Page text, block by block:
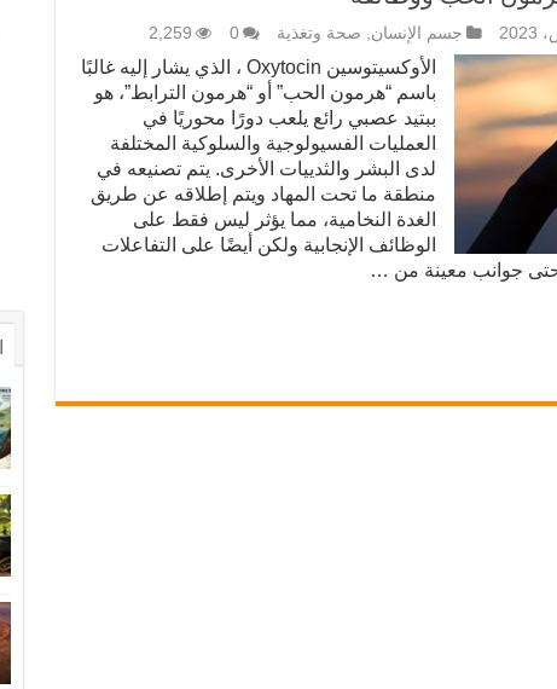
جسم الإنسان, صحة وتغذية 0
2,259
الأوكسيتوسين Oxytocin ، الذي يشار إليه غالبًا
باسم “هرمون الحب” أو “هرمون الترابط”، هو
ببتيد عصبي رائع يلعب دورًا محوريًا في
العمليات الفسيولوجية والسلوكية المختلفة
لدى البشر والثدييات الأخرى. يتم تصنيعه في
منطقة ما تحت المهاد ويتم إطلاقه عن طريق
الغدة النخامية، مما يؤثر ليس فقط على
الوظائف الإنجابية ولكن أيضًا على التفاعلات
وحتى جوانب معينة من …